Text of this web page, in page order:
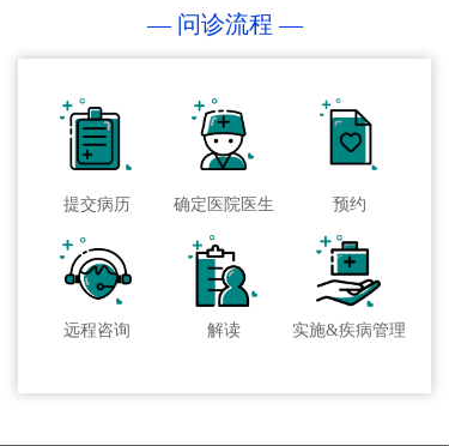
— 问诊流程 —
提交病历 确定医院医生 预约
远程咨询 解读 实施&疾病管理